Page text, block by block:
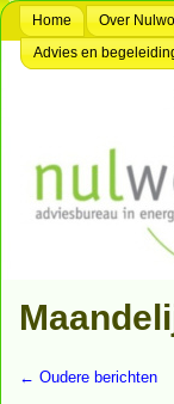
Home Over
Advies en
← Oudere berichten